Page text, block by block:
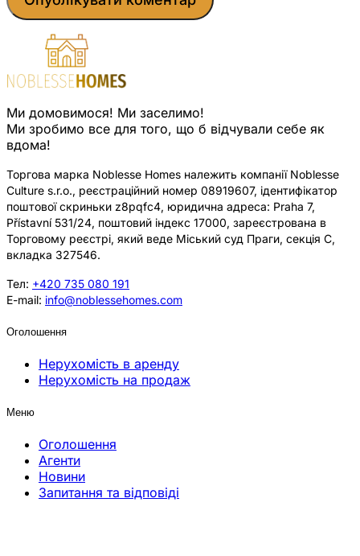
Ми домовимося! Ми заселимо!
Ми зробимо все для того, що б відчували себе як
вдома!
Торгова марка Noblesse Homes належить компанії Noblesse
Culture s.r.o., реєстраційний номер 08919607, ідентифікатор
поштової скриньки z8pqfc4, юридична адреса: Praha 7,
Přístavní 531/24, поштовий індекс 17000, зареєстрована в
Торговому реєстрі, який веде Міський суд Праги, секція C,
вкладка 327546.
Тел: +420 735 080 191
E-mail: info@noblessehomes.com
Оголошення
Нерухомість в аренду
Нерухомість на продаж
Меню
Оголошення
Агенти
Новини
Запитання та відповіді